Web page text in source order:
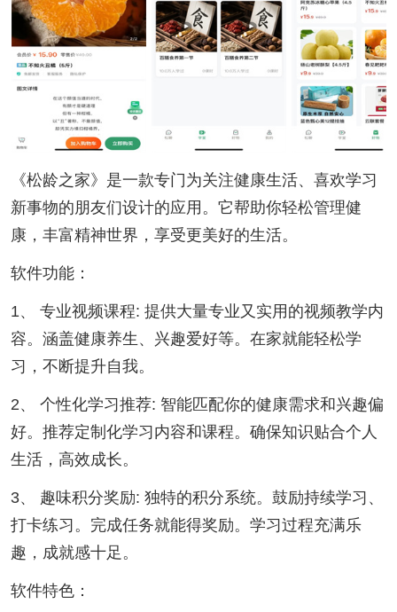
《松龄之家》是一款专门为关注健康生活、喜欢学习
新事物的朋友们设计的应用。它帮助你轻松管理健
康，丰富精神世界，享受更美好的生活。
软件功能：
1、 专业视频课程: 提供大量专业又实用的视频教学内
容。涵盖健康养生、兴趣爱好等。在家就能轻松学
习，不断提升自我。
2、 个性化学习推荐: 智能匹配你的健康需求和兴趣偏
好。推荐定制化学习内容和课程。确保知识贴合个人
生活，高效成长。
3、 趣味积分奖励: 独特的积分系统。鼓励持续学习、
打卡练习。完成任务就能得奖励。学习过程充满乐
趣，成就感十足。
软件特色：